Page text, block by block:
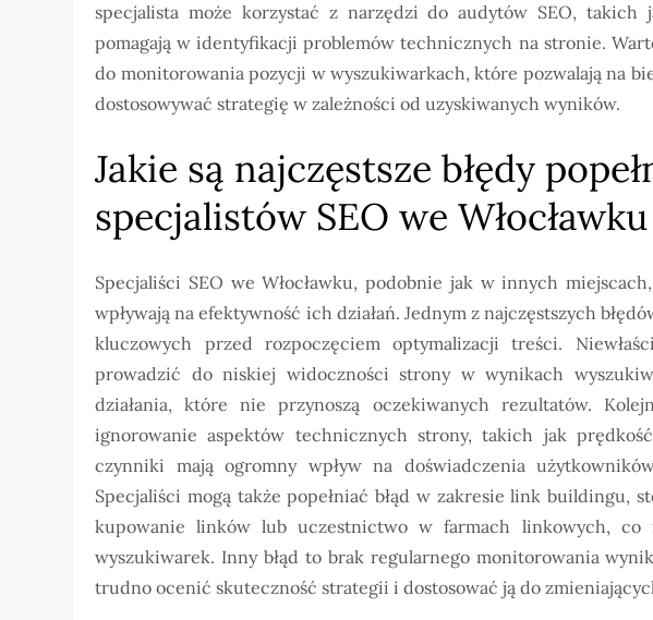
specjalista może korzystać z narzędzi do audytów SEO,
pomagają w identyfikacji problemów technicznych na stronie.
do monitorowania pozycji w wyszukiwarkach, które pozwalają na
dostosowywać strategię w zależności od uzyskiwanych wyników.
Jakie są najczęstsze błędy
specjalistów SEO we Włocławku
Specjaliści SEO we Włocławku, podobnie jak w innych
wpływają na efektywność ich działań. Jednym z najczęstszych
kluczowych przed rozpoczęciem optymalizacji treści.
prowadzić do niskiej widoczności strony w wynikach
działania, które nie przynoszą oczekiwanych rezultatów.
ignorowanie aspektów technicznych strony, takich jak
czynniki mają ogromny wpływ na doświadczenia
Specjaliści mogą także popełniać błąd w zakresie link buildingu,
kupowanie linków lub uczestnictwo w farmach linkowych,
wyszukiwarek. Inny błąd to brak regularnego monitorowania
trudno ocenić skuteczność strategii i dostosować ją do